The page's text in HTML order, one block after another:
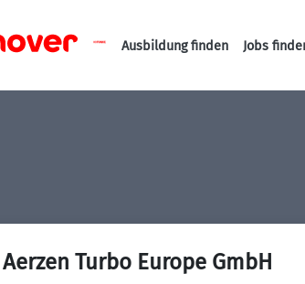
Ausbildung finden Jobs
Aerzen Turbo Europe GmbH